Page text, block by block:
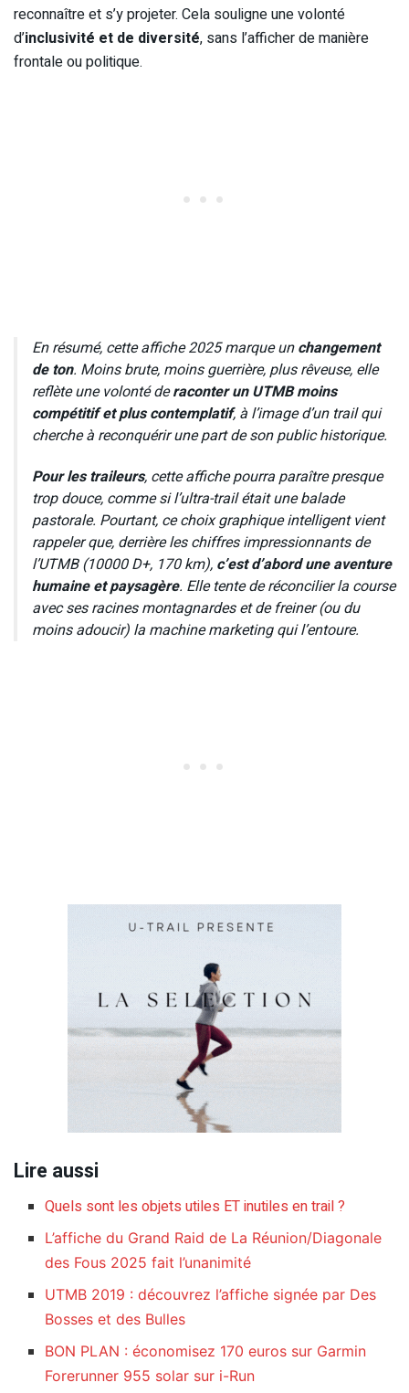
reconnaître et s’y projeter. Cela souligne une volonté
d’inclusivité et de diversité, sans l’afficher de manière
frontale ou politique.
En résumé, cette affiche 2025 marque unchangement
de ton. Moins brute, moins guerrière, plus rêveuse, elle
reflète une volonté deraconter un UTMB moins
compétitif et plus contemplatif, à l’image d’un trail qui
cherche à reconquérir une part de son public historique.
Pour les traileurs, cette affiche pourra paraître presque
trop douce, comme si l’ultra-trail était une balade
pastorale. Pourtant, ce choix graphique intelligent vient
rappeler que, derrière les chiffres impressionnants de
l’UTMB (10000 D+, 170 km), c’est d’abord une aventure
humaine et paysagère. Elle tente de réconcilier la course
avec ses racines montagnardes et de freiner (ou du
moins adoucir) la machine marketing qui l’entoure.
Lire aussi
Quels sont les objets utiles ET inutiles en trail ?
L’affiche du Grand Raid de La Réunion/Diagonale
des Fous 2025 fait l’unanimité
UTMB 2019 : découvrez l’affiche signée par Des
Bosses et des Bulles
BON PLAN : économisez 170 euros sur Garmin
Forerunner 955 solar sur i-Run